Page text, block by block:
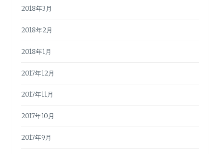
2018年3月
2018年2月
2018年1月
2017年12月
2017年11月
2017年10月
2017年9月